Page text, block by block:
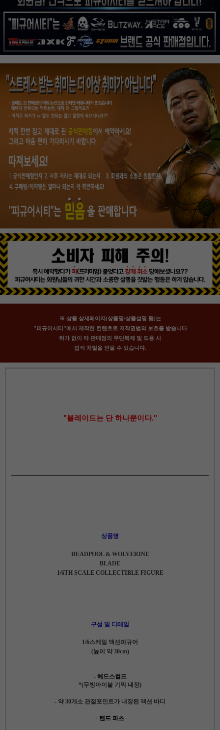
※ 상품 상세페이지(상품명/상품설명 등)는
"피규어시티"에서 제작한 컨텐츠로 저작권법의 보호를 받습니다
허가 없이 타 판매점의 무단복제 및 도용 시
법적 처벌을 받을 수 있습니다.
"블레이드는 단 하나뿐이다."
상품명
DEADPOOL & WOLVERINE
BLADE
1/6TH SCALE COLLECTIBLE FIGURE
구성 및 디테일
1/6스케일 액션피규어
(높이 약 30cm)
- 헤드스컬프
*(무빙아이볼 기믹 내장)
- 약 30개소 관절포인트가 내장된 액션 바디
- 핸드 파츠